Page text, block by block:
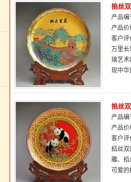
掐丝
产品编
产品价
客户评
万里
璃艺术
现中华
掐丝
产品编
产品价
客户评
掐丝双
雕、掐
可爱的